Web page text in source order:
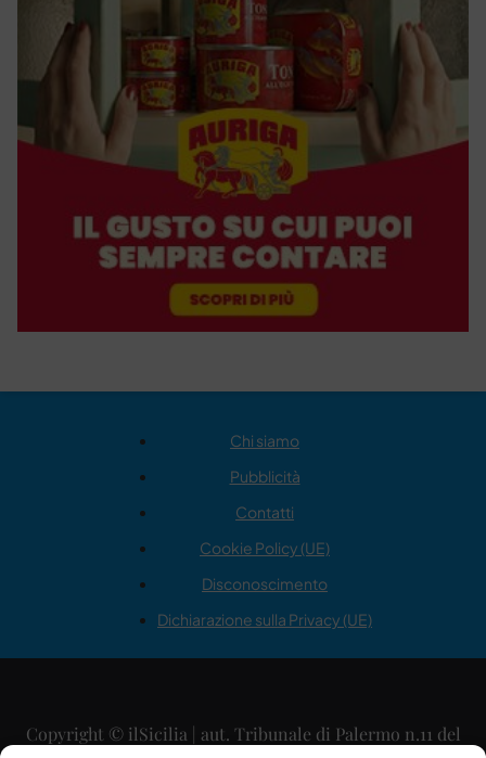
Chi siamo
Pubblicità
Contatti
Cookie Policy (UE)
Disconoscimento
Dichiarazione sulla Privacy (UE)
Copyright © ilSicilia | aut. Tribunale di Palermo n.11 del